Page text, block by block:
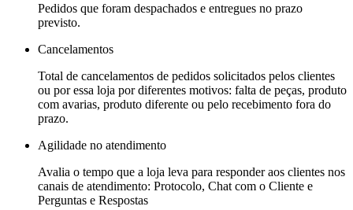
Pedidos que foram despachados e entregues no prazo
previsto.
Cancelamentos
Total de cancelamentos de pedidos solicitados pelos clientes
ou por essa loja por diferentes motivos: falta de peças, produto
com avarias, produto diferente ou pelo recebimento fora do
prazo.
Agilidade no atendimento
Avalia o tempo que a loja leva para responder aos clientes nos
canais de atendimento: Protocolo, Chat com o Cliente e
Perguntas e Respostas